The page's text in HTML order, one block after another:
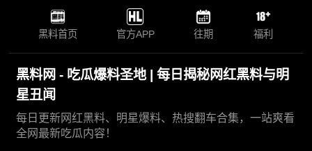
黑料首页 官方APP 往期 福利
黑料网 - 吃瓜爆料圣地 | 每日揭秘网红黑料与明
星丑闻
每日更新网红黑料、明星爆料、热搜翻车合集，一站爽看
全网最新吃瓜内容！